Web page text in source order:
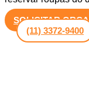
SOLICITAR
(11) 3372-9400